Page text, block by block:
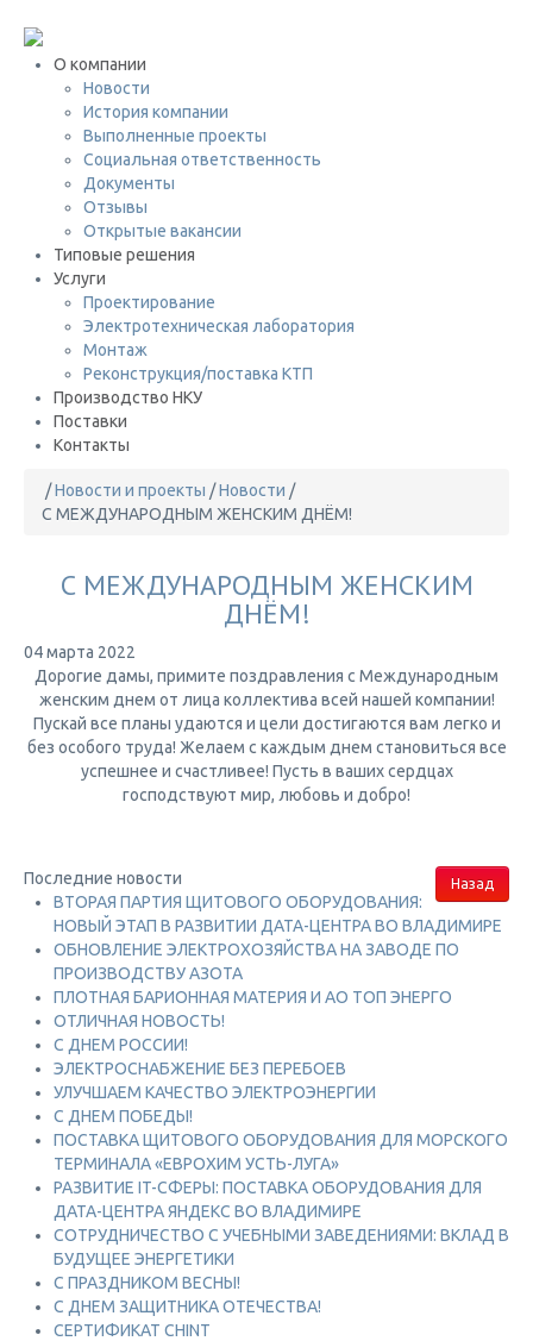
О компании
Новости
История компании
Выполненные проекты
Социальная ответственность
Документы
Отзывы
Открытые вакансии
Типовые решения
Услуги
Проектирование
Электротехническая лаборатория
Монтаж
Реконструкция/поставка КТП
Производство НКУ
Поставки
Контакты
/Новости и проекты /Новости /
С МЕЖДУНАРОДНЫМ ЖЕНСКИМ ДНЁМ!
С МЕЖДУНАРОДНЫМ ЖЕНСКИМ
ДНЁМ!
04 марта 2022
Дорогие дамы, примите поздравления с Международным
женским днем от лица коллектива всей нашей компании!
Пускай все планы удаются и цели достигаются вам легко и
без особого труда! Желаем с каждым днем становиться все
успешнее и счастливее! Пусть в ваших сердцах
господствуют мир, любовь и добро!
Назад
Последние новости
ВТОРАЯ ПАРТИЯ ЩИТОВОГО ОБОРУДОВАНИЯ:
НОВЫЙ ЭТАП В РАЗВИТИИ ДАТА-ЦЕНТРА ВО ВЛАДИМИРЕ
ОБНОВЛЕНИЕ ЭЛЕКТРОХОЗЯЙСТВА НА ЗАВОДЕ ПО
ПРОИЗВОДСТВУ АЗОТА
ПЛОТНАЯ БАРИОННАЯ МАТЕРИЯ И АО ТОП ЭНЕРГО
ОТЛИЧНАЯ НОВОСТЬ!
С ДНЕМ РОССИИ!
ЭЛЕКТРОСНАБЖЕНИЕ БЕЗ ПЕРЕБОЕВ
УЛУЧШАЕМ КАЧЕСТВО ЭЛЕКТРОЭНЕРГИИ
С ДНЕМ ПОБЕДЫ!
ПОСТАВКА ЩИТОВОГО ОБОРУДОВАНИЯ ДЛЯ МОРСКОГО
ТЕРМИНАЛА «ЕВРОХИМ УСТЬ-ЛУГА»
РАЗВИТИЕ IT-СФЕРЫ: ПОСТАВКА ОБОРУДОВАНИЯ ДЛЯ
ДАТА-ЦЕНТРА ЯНДЕКС ВО ВЛАДИМИРЕ
СОТРУДНИЧЕСТВО С УЧЕБНЫМИ ЗАВЕДЕНИЯМИ: ВКЛАД В
БУДУЩЕЕ ЭНЕРГЕТИКИ
С ПРАЗДНИКОМ ВЕСНЫ!
С ДНЕМ ЗАЩИТНИКА ОТЕЧЕСТВА!
СЕРТИФИКАТ CHINT